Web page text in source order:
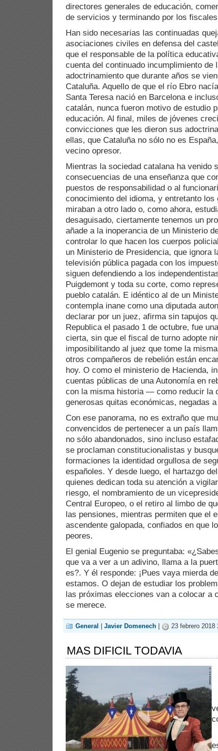
directores generales de educación,
de servicios y terminando por los
Han sido necesarias las continuadas
asociaciones civiles en defensa del
que el responsable de la política
cuenta del continuado incumplimiento de
adoctrinamiento que durante años se
Cataluña. Aquello de que el río Ebro
Santa Teresa nació en Barcelona e
catalán, nunca fueron motivo de estudio
educación. Al final, miles de jóvenes
convicciones que les dieron sus
ellas, que Cataluña no sólo no es
vecino opresor.
Mientras la sociedad catalana ha venido
consecuencias de una enseñanza que
puestos de responsabilidad o al
conocimiento del idioma, y entretanto los
miraban a otro lado o, como ahora,
desaguisado, ciertamente tenemos un
añade a la inoperancia de un Ministerio
controlar lo que hacen los cuerpos
un Ministerio de Presidencia, que ignora
televisión pública pagada con los
siguen defendiendo a los
Puigdemont y toda su corte, como
pueblo catalán. E idéntico al de un
contempla inane como una diputada
declarar por un juez, afirma sin tapujos
Republica el pasado 1 de octubre, fue
cierta, sin que el fiscal de turno adopte
imposibilitando al juez que tome la
otros compañeros de rebelión están
hoy. O como el ministerio de Hacienda,
cuentas públicas de una Autonomía en
con la misma historia — como reducir la
generosas quitas económicas, negadas
Con ese panorama, no es extraño que
convencidos de pertenecer a un país
no sólo abandonados, sino incluso
se proclaman constitucionalistas y
formaciones la identidad orgullosa de
españoles. Y desde luego, el hartazgo
quienes dedican toda su atención a
riesgo, el nombramiento de un
Central Europeo, o el retiro al limbo de
las pensiones, mientras permiten que el
ascendente galopada, confiados en que
peores.
El genial Eugenio se preguntaba:
que va a ver a un adivino, llama a la
es?. Y él responde: ¡Pues vaya mierda
estamos. O dejan de estudiar los
las próximas elecciones van a colocar a
se merece.
General Javier Domenech 23 febrero
MAS DIFICIL TODAVIA